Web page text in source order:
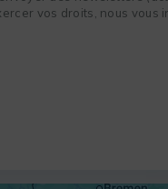
vos droits, nous vous